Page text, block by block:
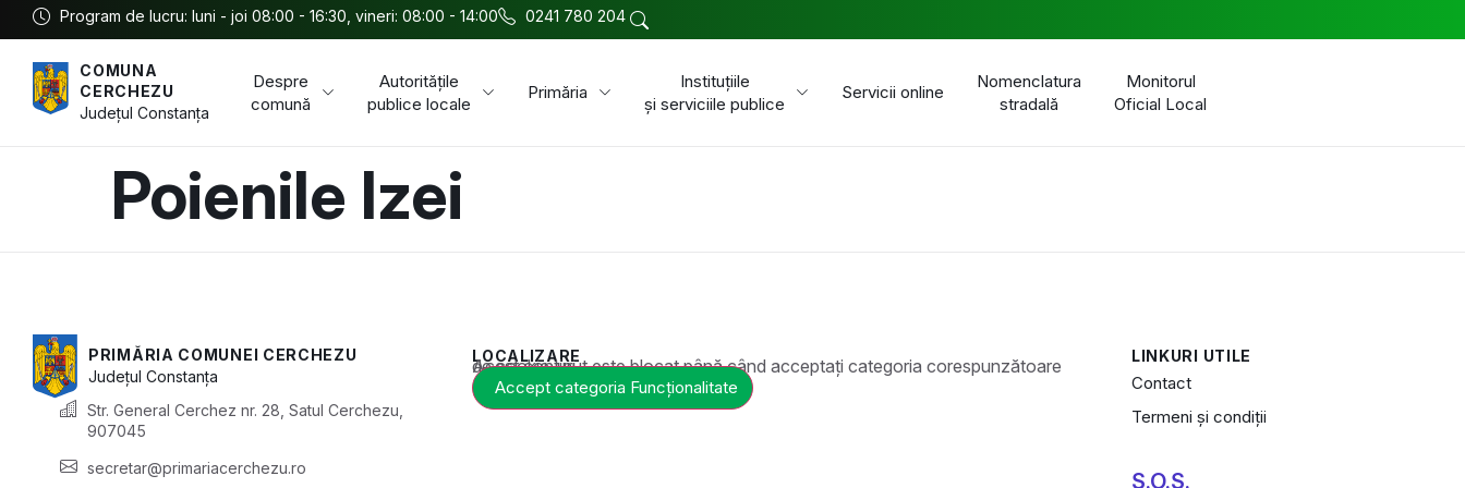
Program de lucru: luni - joi 08:00 - 16:30, vineri: 08:00 - 14:00 0241 780 204
COMUNA
CERCHEZU
JudețulConstanța
Despre
comună
Autoritățile
publice locale
Primăria
Instituțiile
și serviciile publice
Servicii online
Nomenclatura
stradală
Monitorul
Oficial Local
Poienile Izei
PRIMĂRIA COMUNEI CERCHEZU
JudețulConstanța
Str. General Cerchez nr. 28, Satul Cerchezu,
907045
secretar@primariacerchezu.ro
LOCALIZARE
Acest conținut este blocat până când acceptați categoria corespunzătoare de cookie-uri.
Accept categoria Funcționalitate
LINKURI UTILE
Contact
Termeni și condiții
S.O.S.